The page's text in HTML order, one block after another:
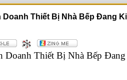
Thiết Bị Nhà Bếp Đang
Doanh Thiết Bị Nhà Bếp